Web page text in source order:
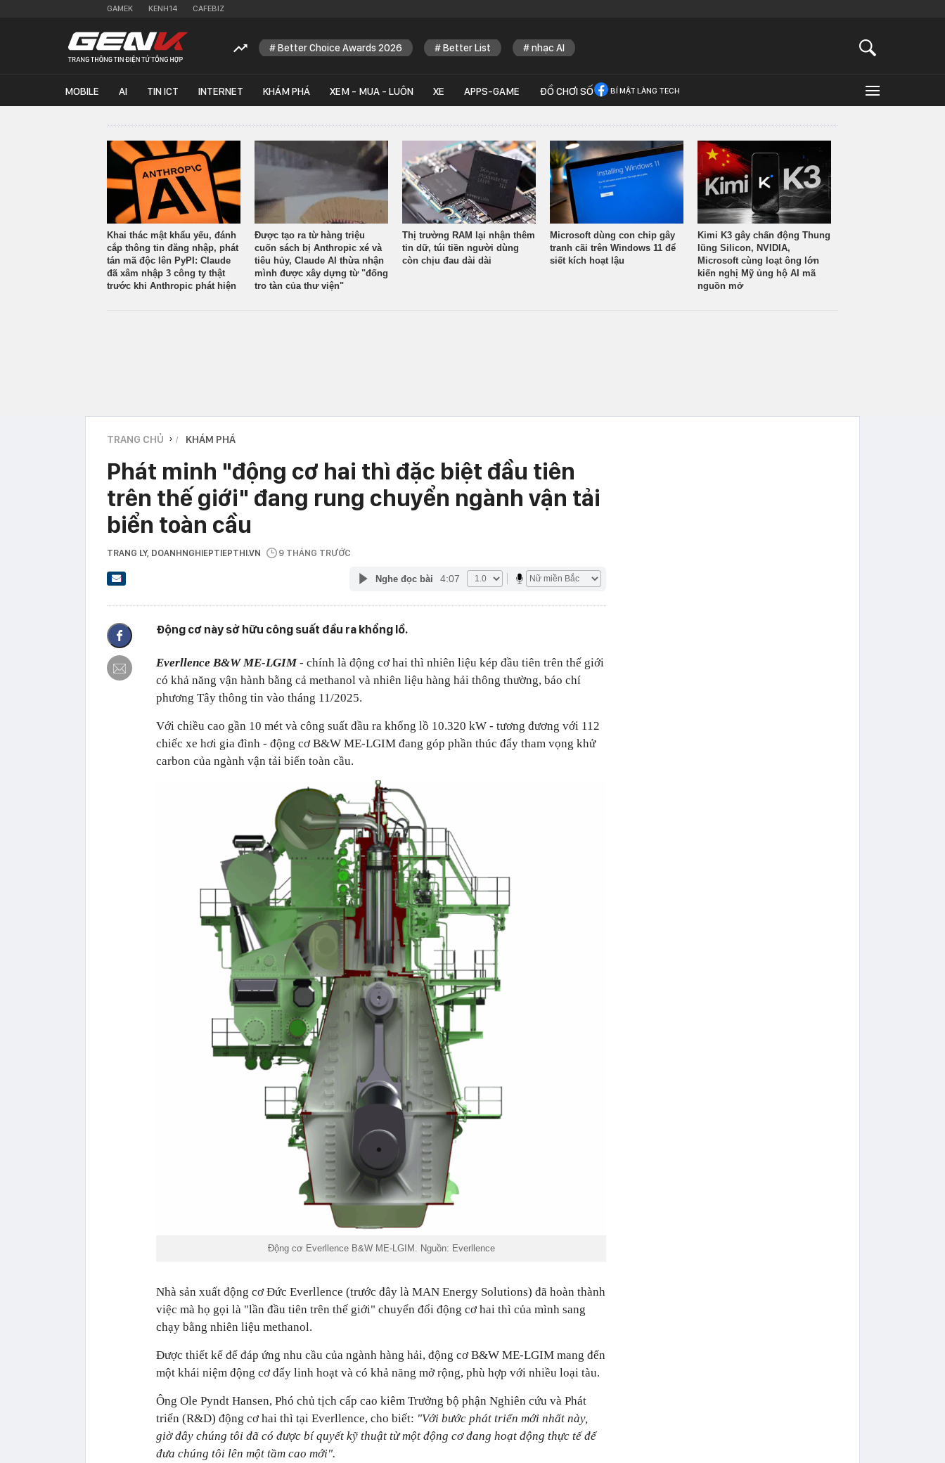
GAMEK KENH14 CAFEBIZ
Better Choice Awards 2026 Better List nhạc AI
MOBILE AI TIN ICT INTERNET KHÁM PHÁ XEM - MUA - LUÔN XE APPS-GAME ĐỒ CHƠI SỐ BÍ MẬT LÀNG TECH
Khai thác mật khẩu yếu, đánh
cắp thông tin đăng nhập, phát
tán mã độc lên PyPI: Claude
đã xâm nhập 3 công ty thật
trước khi Anthropic phát hiện
Được tạo ra từ hàng triệu
cuốn sách bị Anthropic xé và
tiêu hủy, Claude AI thừa nhận
mình được xây dựng từ "đống
tro tàn của thư viện"
Thị trường RAM lại nhận thêm
tin dữ, túi tiền người dùng
còn chịu đau dài dài
Microsoft dùng con chip gây
tranh cãi trên Windows 11 để
siết kích hoạt lậu
Kimi K3 gây chấn động Thung
lũng Silicon, NVIDIA,
Microsoft cùng loạt ông lớn
kiến nghị Mỹ ủng hộ AI mã
nguồn mở
TRANG CHỦ › KHÁM PHÁ
Phát minh "động cơ hai thì đặc biệt đầu tiên
trên thế giới" đang rung chuyển ngành vận tải
biển toàn cầu
TRANG LY, DOANHNGHIEPTIEPTHI.VN 9 THÁNG TRƯỚC
Nghe đọc bài 4:07
Động cơ này sở hữu công suất đầu ra khổng lồ.
Everllence B&W ME-LGIM - chính là động cơ hai thì nhiên liệu kép đầu tiên trên thế giới
có khả năng vận hành bằng cả methanol và nhiên liệu hàng hải thông thường, báo chí
phương Tây thông tin vào tháng 11/2025.
Với chiều cao gần 10 mét và công suất đầu ra khổng lồ 10.320 kW - tương đương với 112
chiếc xe hơi gia đình - động cơ B&W ME-LGIM đang góp phần thúc đẩy tham vọng khử
carbon của ngành vận tải biển toàn cầu.
Động cơ Everllence B&W ME-LGIM. Nguồn: Everllence
Nhà sản xuất động cơ Đức Everllence (trước đây là MAN Energy Solutions) đã hoàn thành
việc mà họ gọi là "lần đầu tiên trên thế giới" chuyển đổi động cơ hai thì của mình sang
chạy bằng nhiên liệu methanol.
Được thiết kế để đáp ứng nhu cầu của ngành hàng hải, động cơ B&W ME-LGIM mang đến
một khái niệm động cơ đẩy linh hoạt và có khả năng mở rộng, phù hợp với nhiều loại tàu.
Ông Ole Pyndt Hansen, Phó chủ tịch cấp cao kiêm Trưởng bộ phận Nghiên cứu và Phát
triển (R&D) động cơ hai thì tại Everllence, cho biết: "Với bước phát triển mới nhất này,
giờ đây chúng tôi đã có được bí quyết kỹ thuật từ một động cơ đang hoạt động thực tế để
đưa chúng tôi lên một tầm cao mới".